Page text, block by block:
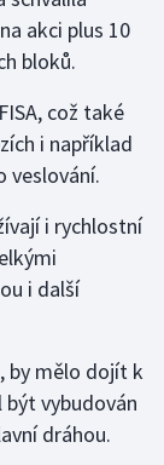
akci plus 10
bloků.
což také
i například
veslování.
i rychlostní
i další
by mělo dojít k
vybudován
dráhou.